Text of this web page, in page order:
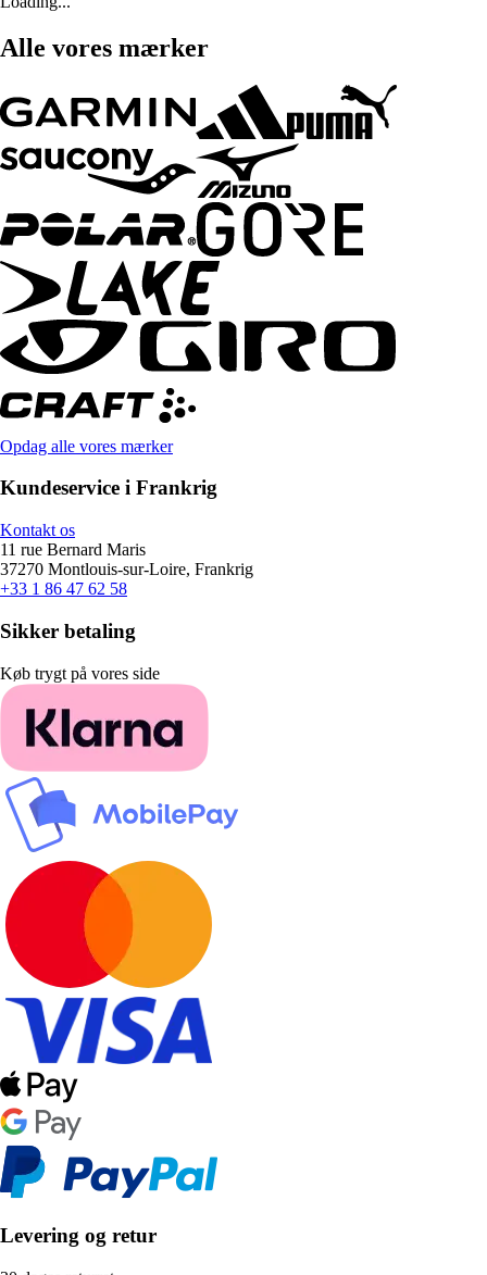
Alle vores mærker
Opdag alle vores mærker
Kundeservice i Frankrig
Kontakt os
11 rue Bernard Maris
37270 Montlouis-sur-Loire, Frankrig
+33 1 86 47 62 58
Sikker betaling
Køb trygt på vores side
Levering og retur